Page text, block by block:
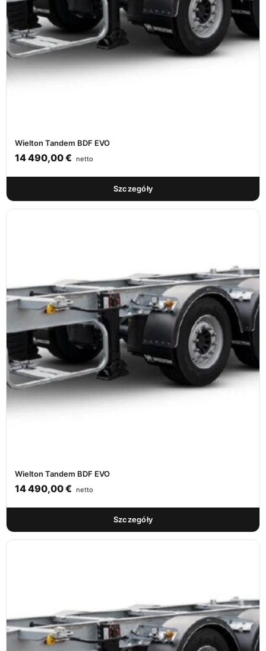
Wielton Tandem BDF EVO
14 490,00€ netto
Szczegóły
Wielton Tandem BDF EVO
14 490,00€ netto
Szczegóły